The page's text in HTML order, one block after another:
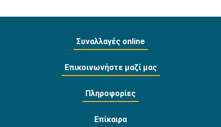
Συναλλαγές online
Επικοινωνήστε μαζί μας
Πληροφορίες
Επίκαιρα